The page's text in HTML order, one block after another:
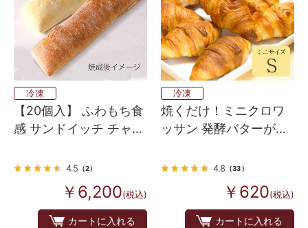
冷凍
【20個入】 ふわもち食
感 サンドイッチ チャバ
4.5 （2）
￥6,200(税込)
カートに入れる
冷凍
焼くだけ！ミニクロワ
ッサン 発酵バターが香
生地 8個入り
4.8 （33）
￥620(税込)
カートに入れる